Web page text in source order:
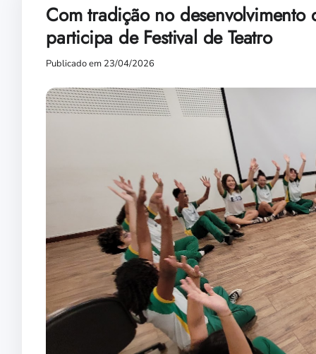
Com tradição no desenvolvimento
participa de Festival de Teatro
Publicado em 23/04/2026